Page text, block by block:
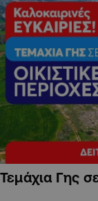
Τεμάχια Γης